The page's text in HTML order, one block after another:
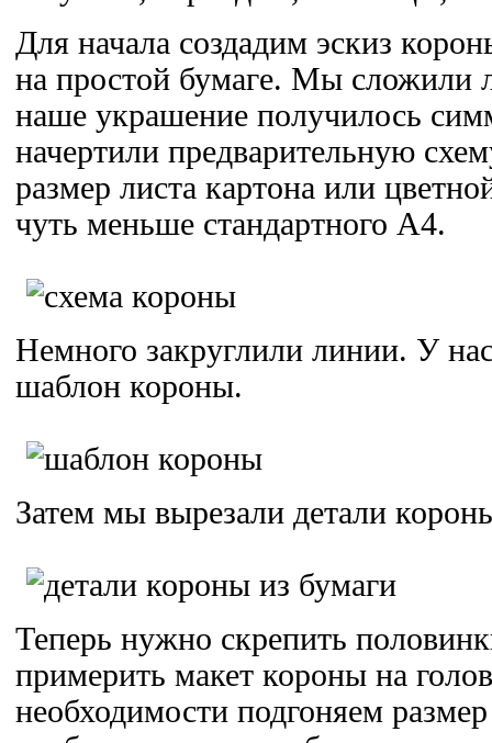
Для начала создадим эскиз
на простой бумаге. Мы сложили
наше украшение получилось
начертили предварительную
размер листа картона или
чуть меньше стандартного А4.
Немного закруглили линии. У
шаблон короны.
Затем мы вырезали детали
Теперь нужно скрепить
примерить макет короны на
необходимости подгоняем